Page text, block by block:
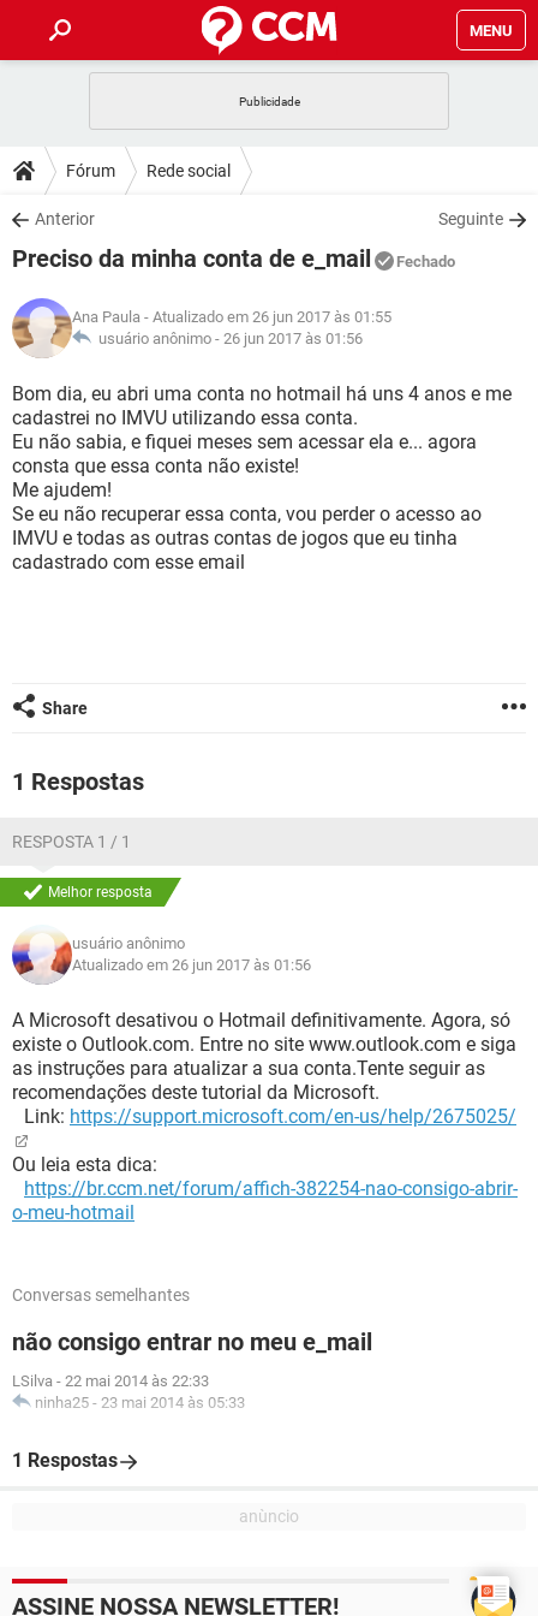
MENU
CELULAR
OUTLOOK
INSTAGRAM GMAIL
GUIA DE COMPRAS
DICAS
JOGOS
INSTAGRAM GMAIL
GUIA DE COMPRAS
DOWNLOADS
JOGOS WHATSAPP
CELULAR
OUTLOOK EXCEL
INSTAGRAM
GUIA DE COMPRAS
JOGOS WHATSAPP
CELULAR
OUTLOOK EXCEL
INSTAGRAM GMAIL
GUIA DE COMPRAS
GLOSSÁRIO
JOGOS WHATSAPP
CELULAR FACEBOOK
OUTLOOK EXCEL
INSTAGRAM
GUIA DE COMPRAS
Fórum Rede social
Anterior Seguinte
Preciso da minha conta de e_mail Fechado
Ana Paula - Atualizado em 26 jun 2017 às 01:55
usuário anônimo - 26 jun 2017 às 01:56
Bom dia, eu abri uma conta no hotmail há uns 4 anos e me
cadastrei no IMVU utilizando essa conta.
Eu não sabia, e fiquei meses sem acessar ela e... agora
consta que essa conta não existe!
Me ajudem!
Se eu não recuperar essa conta, vou perder o acesso ao
IMVU e todas as outras contas de jogos que eu tinha
cadastrado com esse email
Share
1 Respostas
RESPOSTA 1 / 1
Melhor resposta
usuário anônimo
Atualizado em 26 jun 2017 às 01:56
A Microsoft desativou o Hotmail definitivamente. Agora, só
existe o Outlook.com. Entre no site www.outlook.com e siga
as instruções para atualizar a sua conta.Tente seguir as
recomendações deste tutorial da Microsoft.
Link: https://support.microsoft.com/en-us/help/2675025/
Ou leia esta dica:
https://br.ccm.net/forum/affich-382254-nao-consigo-abrir-
o-meu-hotmail
Conversas semelhantes
não consigo entrar no meu e_mail
LSilva - 22 mai 2014 às 22:33
ninha25 - 23 mai 2014 às 05:33
1 Respostas
ASSINE NOSSA NEWSLETTER!